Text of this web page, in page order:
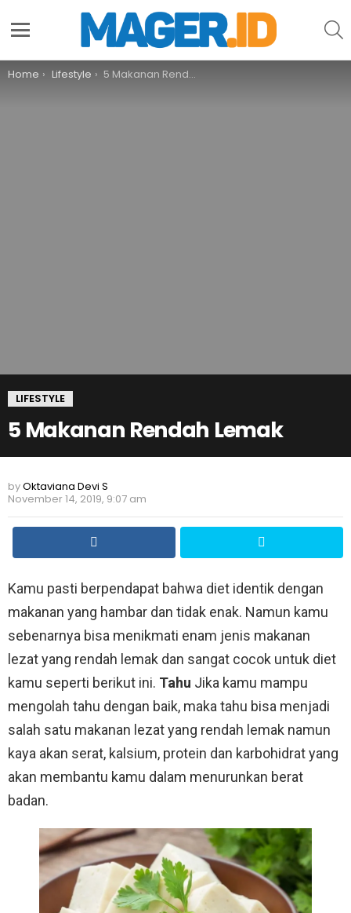
You are here:
Home Lifestyle 5 Makanan Rendah Lemak
LIFESTYLE
5 Makanan Rendah Lemak
byOktaviana Devi S
November 14, 2019, 9:07 am
Kamu pasti berpendapat bahwa diet identik dengan
makanan yang hambar dan tidak enak. Namun kamu
sebenarnya bisa menikmati enam jenis makanan
lezat yang rendah lemak dan sangat cocok untuk diet
kamu seperti berikut ini. Tahu Jika kamu mampu
mengolah tahu dengan baik, maka tahu bisa menjadi
salah satu makanan lezat yang rendah lemak namun
kaya akan serat, kalsium, protein dan karbohidrat yang
akan membantu kamu dalam menurunkan berat
badan.